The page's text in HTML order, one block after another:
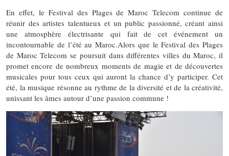
En effet, le Festival des Plages de Maroc Telecom continue de
réunir des artistes talentueux et un public passionné, créant ainsi
une atmosphère électrisante qui fait de cet événement un
incontournable de l’été au Maroc.Alors que le Festival des Plages
de Maroc Telecom se poursuit dans différentes villes du Maroc, il
promet encore de nombreux moments de magie et de découvertes
musicales pour tous ceux qui auront la chance d’y participer. Cet
été, la musique résonne au rythme de la diversité et de la créativité,
unissant les âmes autour d’une passion commune !